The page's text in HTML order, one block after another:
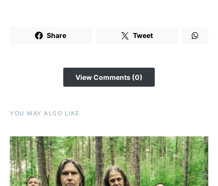
Share Tweet
View Comments (0)
YOU MAY ALSO LIKE